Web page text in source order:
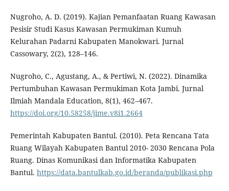
Nugroho, A. D. (2019). Kajian Pemanfaatan Ruang Kawasan
Pesisir Studi Kasus Kawasan Permukiman Kumuh
Kelurahan Padarni Kabupaten Manokwari. Jurnal
Cassowary, 2(2), 128–146.
Nugroho, C., Agustang, A., & Pertiwi, N. (2022). Dinamika
Pertumbuhan Kawasan Permukiman Kota Jambi. Jurnal
Ilmiah Mandala Education, 8(1), 462–467.
https://doi.org/10.58258/jime.v8i1.2664
Pemerintah Kabupaten Bantul. (2010). Peta Rencana Tata
Ruang Wilayah Kabupaten Bantul 2010- 2030 Rencana Pola
Ruang. Dinas Komunikasi dan Informatika Kabupaten
Bantul. https://data.bantulkab.go.id/beranda/publikasi.php